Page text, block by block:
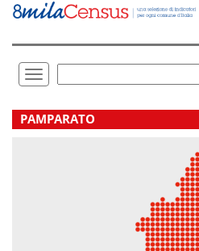
Vai
direttamente
Toggle
navigation
.
PAMPARATO